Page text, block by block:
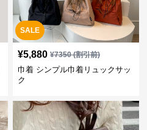
SALE
¥5,880 ¥7350(割引前)
巾着 シンプル巾着リュックサッ
ク